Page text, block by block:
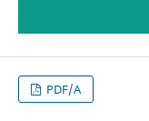
PDF/A